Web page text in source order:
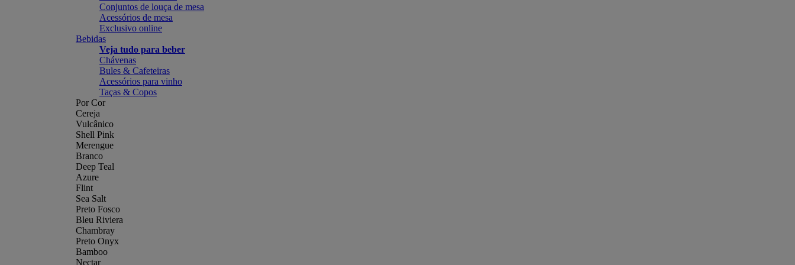
Conjuntos de louça de mesa
Acessórios de mesa
Exclusivo online
Bebidas
Veja tudo para beber
Chávenas
Bules & Cafeteiras
Acessórios para vinho
Taças & Copos
Por Cor
Cereja
Vulcânico
Shell Pink
Merengue
Branco
Deep Teal
Azure
Flint
Sea Salt
Preto Fosco
Bleu Riviera
Chambray
Preto Onyx
Bamboo
Nectar